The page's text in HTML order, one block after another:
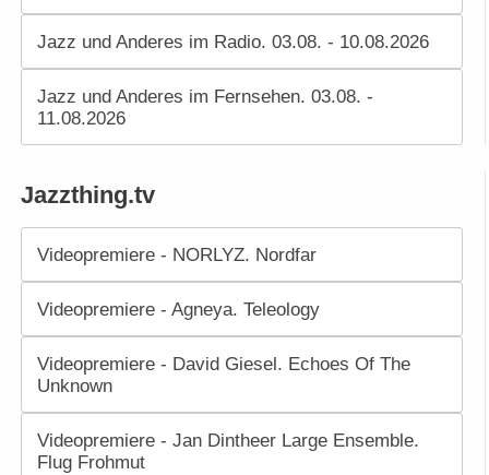
Jazz und Anderes im Radio. 03.08. - 10.08.2026
Jazz und Anderes im Fernsehen. 03.08. -
11.08.2026
Jazzthing.tv
Videopremiere - NORLYZ. Nordfar
Videopremiere - Agneya. Teleology
Videopremiere - David Giesel. Echoes Of The
Unknown
Videopremiere - Jan Dintheer Large Ensemble.
Flug Frohmut